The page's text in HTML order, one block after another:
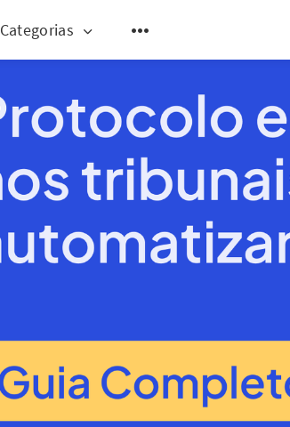
Categorias